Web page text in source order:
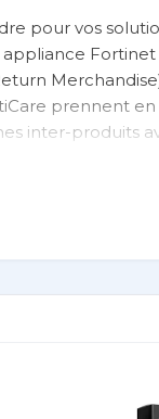
pour vos
appliance
prennent
inter-produits